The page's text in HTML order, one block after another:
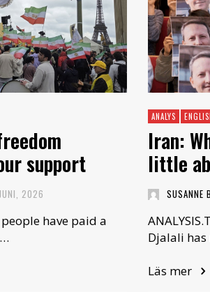
support
2026
have paid a
ANALYS
Iran:
little
SUSANNE
Djalali has
Läs mer